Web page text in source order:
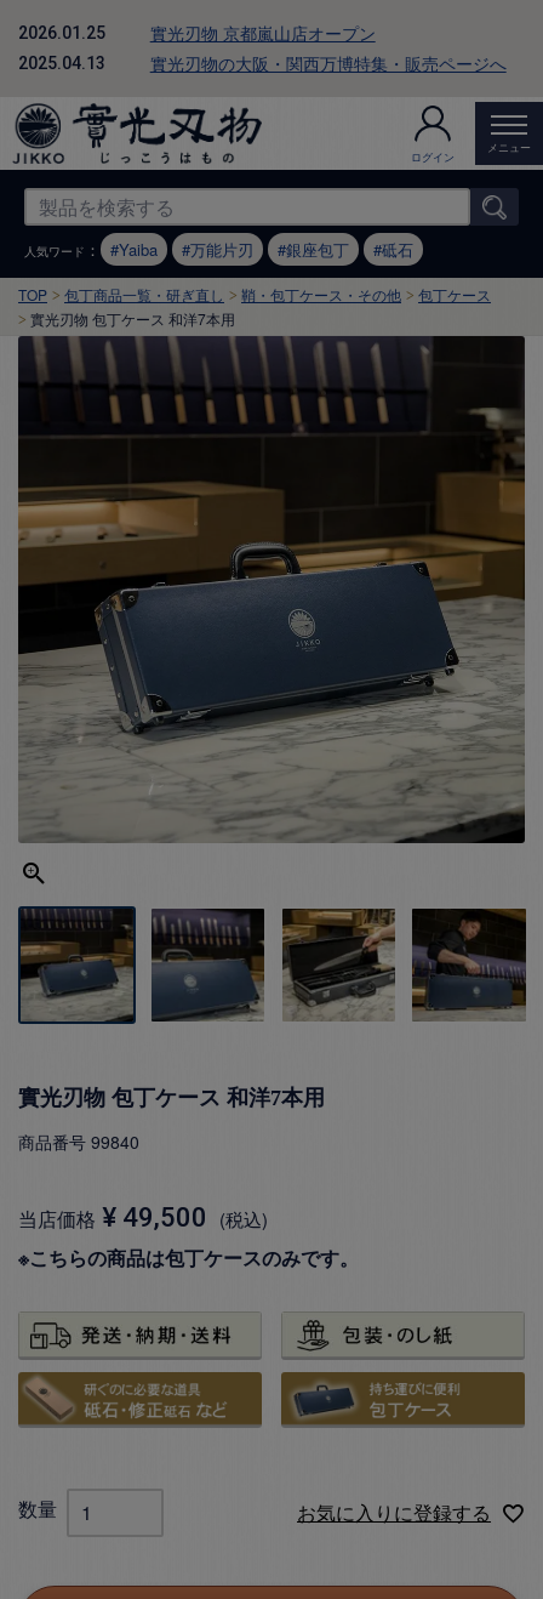
2026.01.25 實光刃物 京都嵐山店オープン
2025.04.13 實光刃物の大阪・関西万博特集・販売ページへ
ログイン
メニュー
人気ワード ： Yaiba 万能片刃 銀座包丁 砥石
TOP 包丁商品一覧・研ぎ直し 鞘・包丁ケース・その他
包丁ケース
實光刃物 包丁ケース 和洋7本用
實光刃物 包丁ケース 和洋7本用
商品番号 99840
当店価格 ¥ 49,500 税込
※こちらの商品は包丁ケースのみです。
お気に入りに登録する